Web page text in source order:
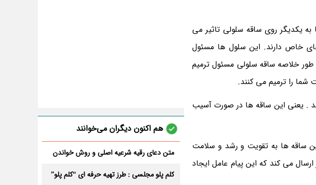
یکدیگر روی ساقه سلولی تاثیر می
خاص دارند. این سلول ها مسئول
طور خلاصه ساقه سلولی مسئول ترمیم
را ترمیم می کنند.
. یعنی این ساقه ها در صورت آسیب
ساقه ها به تقویت و رشد و سلامت
می کند که این پیام عامل ایجاد
هم اکنون دیگران می‌خوانند
متن دعای رقیه شرعیه اصلی و روش خواندن
کلم پلو مجلسی : طرز تهیه حرفه ای “کلم پلو”